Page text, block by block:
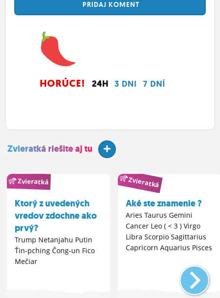
PRIDAJ KOMENT
HORÚCE! 24H 3 DNI 7 DNÍ
Zvieratká riešite aj tu
Zvieratká
Ktorý z uvedených
vredov zdochne ako
prvý?
Trump Netanjahu Putin
Ťin-pching Čong-un Fico
Mečiar
Zvieratká
Aké ste znamenie ?
Aries Taurus Gemini
Cancer Leo ( < 3 ) Virgo
Libra Scorpio Sagittarius
Capricorn Aquarius Pisces